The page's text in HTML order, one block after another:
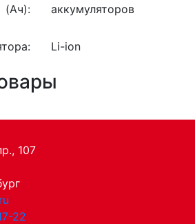
(Ач):
аккумуляторов
Li-ion
107
22